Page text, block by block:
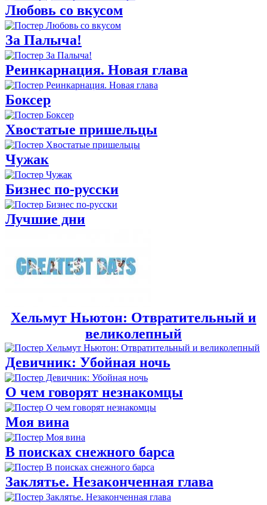
Любовь со вкусом
За Палыча!
Реинкарнация. Новая глава
Боксер
Хвостатые пришельцы
Чужак
Бизнес по-русски
Лучшие дни
Хельмут Ньютон: Отвратительный и
великолепный
Девичник: Убойная ночь
О чем говорят незнакомцы
Моя вина
В поисках снежного барса
Заклятье. Незаконченная глава